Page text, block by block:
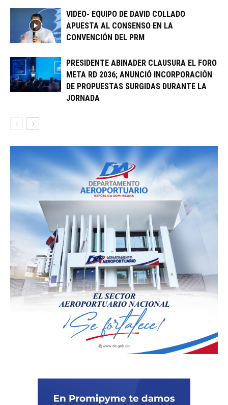
VIDEO- EQUIPO DE DAVID COLLADO
APUESTA AL CONSENSO EN LA
CONVENCIÓN DEL PRM
PRESIDENTE ABINADER CLAUSURA EL FORO
META RD 2036; ANUNCIÓ INCORPORACIÓN
DE PROPUESTAS SURGIDAS DURANTE LA
JORNADA